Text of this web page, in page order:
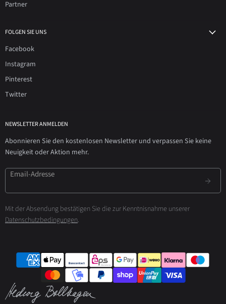
Partner
FOLGEN SIE UNS
Facebook
Instagram
Pinterest
Twitter
NEWSLETTER ANMELDEN
Abonnieren Sie den kostenlosen Newsletter und verpassen Sie keine
Neuigkeit oder Aktion mehr.
Email-Adresse
Mit der Absendung bestätigen Sie die zur Kenntnisnahme unserer
Datenschutzbedingungen.